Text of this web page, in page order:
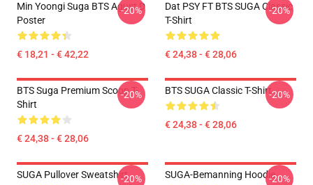
Min Yoongi Suga BTS Agust D
Poster
€ 18,21 - € 42,22
-20%
Dat PSY FT BTS SUGA Classic
T-Shirt
€ 24,38 - € 28,06
-20%
BTS Suga Premium Scoop T-
Shirt
€ 24,38 - € 28,06
-20% BTS SUGA Classic T-Shirt
€ 24,38 - € 28,06
-20%
SUGA Pullover Sweatshirt-20% SUGA-Bemanning Hoodie-20%